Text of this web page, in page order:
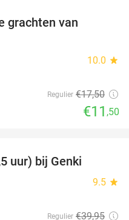
grachten van
10.0 star
Regulier €17,50
€11 ,50
uur) bij Genki
9.5 star
Regulier €39,95